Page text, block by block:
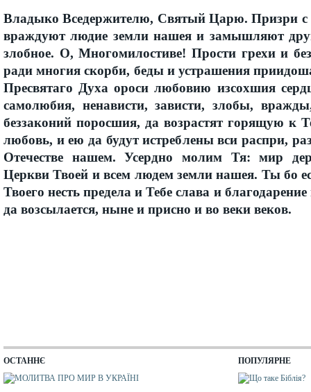
Владыко Вседержителю, Святый Царю. Призри с
враждуют людие земли нашея и замышляют
злобное. О, Многомилостиве! Прости грехи и
ради многия скорби, беды и устрашения
Пресвятаго Духа ороси любовию изсохшия
самолюбия, ненависти, зависти, злобы,
беззаконий поросшия, да возрастят горящую к
любовь, и ею да будут истреблены вси распри,
Отечестве нашем. Усердно молим Тя: мир
Церкви Твоей и всем людем земли нашея. Ты бо
Твоего несть предела и Тебе слава и
да возсылается, ныне и присно и во веки веков.
ОСТАННЄ ПОПУЛЯРНЕ